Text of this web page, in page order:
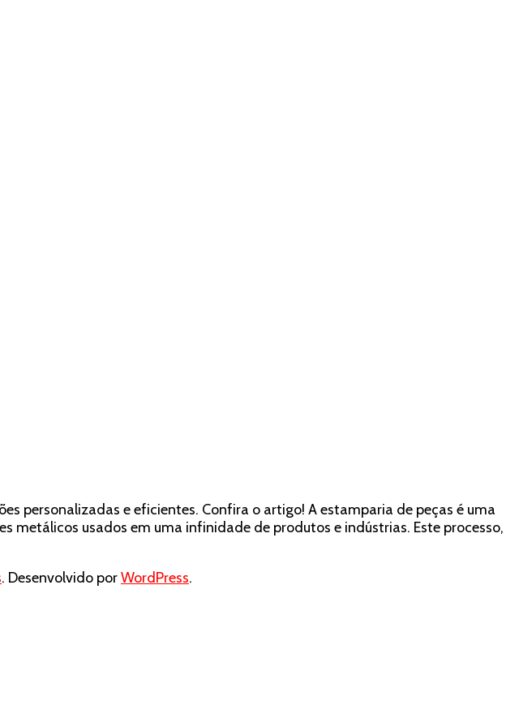
personalizadas e eficientes. Confira o artigo! A estamparia de peças é uma
usados em uma infinidade de produtos e indústrias. Este processo,
. Desenvolvido porWordPress.